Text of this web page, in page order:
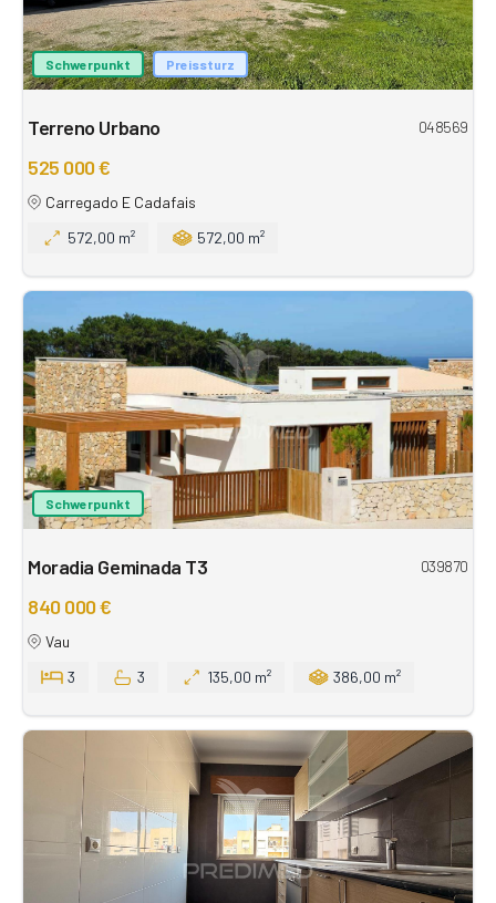
Schwerpunkt Preissturz
Terreno Urbano 048569
525 000 €
Carregado E Cadafais
572,00 m²
572,00 m²
Schwerpunkt
Moradia Geminada T3 039870
840 000 €
Vau
3
3 135,00 m² 386,00 m²